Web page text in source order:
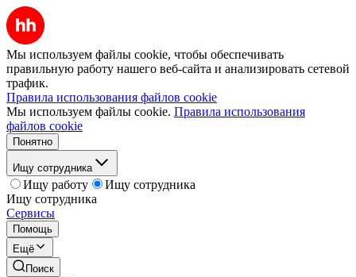
Мы используем файлы cookie, чтобы обеспечивать
правильную работу нашего веб-сайта и анализировать сетевой
трафик.
Правила использования файлов cookie
Мы используем файлы cookie. Правила использования
файлов cookie
Понятно
Ищу сотрудника
Ищу работу
Ищу сотрудника
Ищу сотрудника
Сервисы
Помощь
Ещё
Поиск